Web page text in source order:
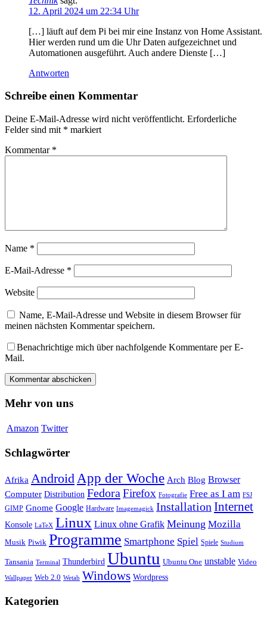
12. April 2024 um 22:34 Uhr
[…] läuft auf dem Pi bei mir eine Instanz von Home Assistant.
Hier werden rund um die Uhr Daten aufgezeichnet und
Automationen ausgeführt. Auch andere Dienste […]
Antworten
Schreibe einen Kommentar
Deine E-Mail-Adresse wird nicht veröffentlicht. Erforderliche
Felder sind mit * markiert
Kommentar *
Name *
E-Mail-Adresse *
Website
Name, E-Mail-Adresse und Website in diesem Browser für
meinen nächsten Kommentar speichern.
Benachrichtige mich über nachfolgende Kommentare per E-
Mail.
Mehr von uns
Amazon Twitter
Schlagwörter
Afrika AndroidApp der Woche Arch Blog Browser
Computer Distribution Fedora Firefox Fotografie Free as I am FSJ
GIMP Gnome Google Hardware Imagemagick Installation Internet
Konsole LaTeX Linux Linux ohne Grafik Meinung Mozilla
Musik Piwik Programme Smartphone Spiel Spiele Studium
Tansania Terminal Thunderbird Ubuntu Ubuntu One unstable Video
Wallpaper Web 2.0 Wetab Windows Wordpress
Kategorien